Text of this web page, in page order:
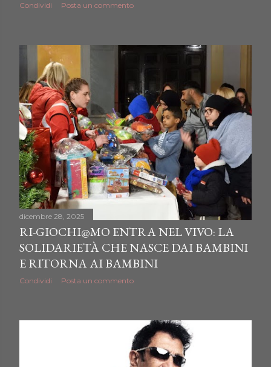
Condividi Posta un commento
dicembre 28, 2025
RI-GIOCHI@MO ENTRA NEL VIVO: LA
SOLIDARIETÀ CHE NASCE DAI BAMBINI
E RITORNA AI BAMBINI
Condividi Posta un commento